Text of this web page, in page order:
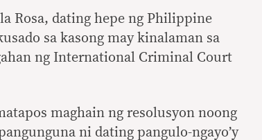
Rosa, dating hepe ng Philippine
sa kasong may kinalaman sa
ng International Criminal Court
maghain ng resolusyon noong
ni dating pangulo-ngayo’y